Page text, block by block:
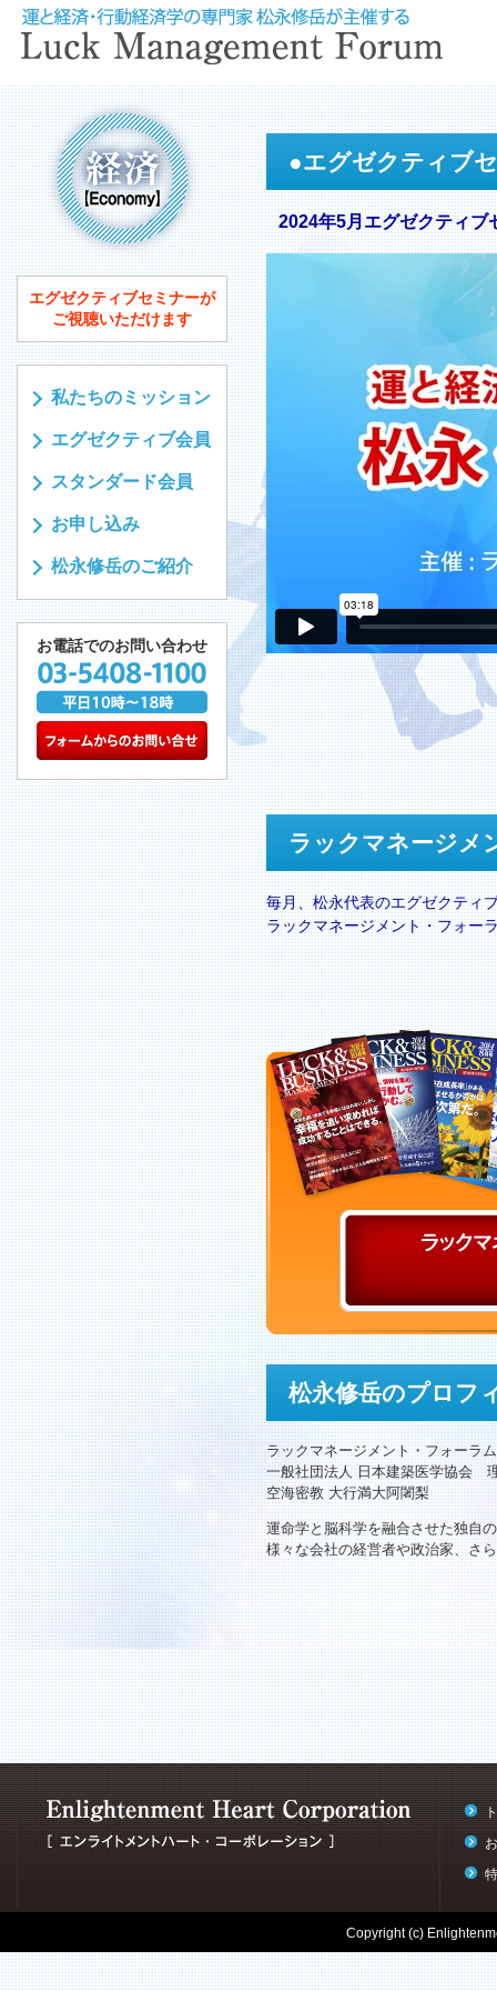
エグゼクティブセミナーが
ご視聴いただけます
私たちのミッション
エグゼクティブ会員
スタンダード会員
お申し込み
松永修岳のご紹介
お電話でのお問い合わせ
●エグゼクティブ
2024年5月エグゼクティブ
ラックマネージメ
毎月、松永代表のエグゼクティ
ラックマネージメント・フォー
松永修岳のプロフ
ラックマネージメント・フォーラ
一般社団法人 日本建築医学協会
空海密教 大行満大阿闍梨
運命学と脳科学を融合させた独自
様々な会社の経営者や政治家、さ
Copyright (c)